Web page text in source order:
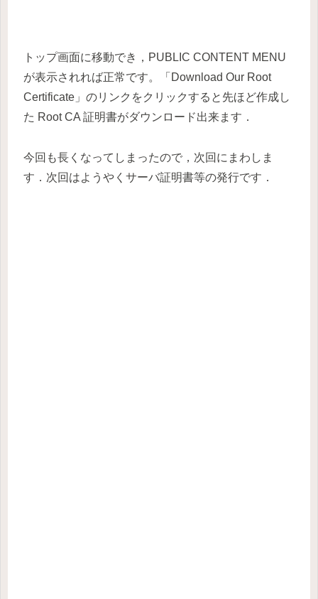
トップ画面に移動でき，PUBLIC CONTENT MENU
が表示されれば正常です。「Download Our Root
Certificate」のリンクをクリックすると先ほど作成し
た Root CA 証明書がダウンロード出来ます．
今回も長くなってしまったので，次回にまわしま
す．次回はようやくサーバ証明書等の発行です．